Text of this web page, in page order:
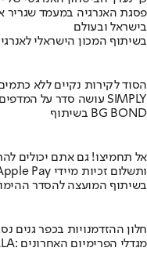
פסגת האנרגיה במעמד שגריר
בישראל ובעולם
בשיתוף המכון הישראלי
הסוד לקירות נקיים ללא
מומחה BG BOND עושה סדר על המדפים ומציג את מותג הצבע SIMPLY
בשיתוף BG BOND
אל תחמיצו! גם אתם יכולים
יחסי הימור משופרים, הפקדות ב-Apple Pay ותשלום זכיות מיידי
בשיתוף המועצה להסדר
חלון ההזדמנויות בכפר גנים